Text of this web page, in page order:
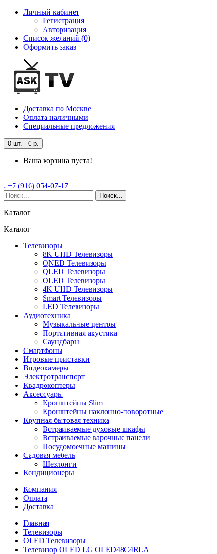
Личный кабинет
Регистрация
Авторизация
Список желаний (0)
Оформить заказ
Доставка по Москве
Оплата наличными
Специальные предложения
0 шт. - 0 р.
Ваша корзина пуста!
: +7 (916) 054-07-17
Поиск...
Каталог
Каталог
Телевизоры
8K UHD Телевизоры
QNED Телевизоры
QLED Телевизоры
OLED Телевизоры
4K UHD Телевизоры
Smart Телевизоры
LED Телевизоры
Аудиотехника
Музыкальные центры
Портативная акустика
Саундбары
Смартфоны
Игровые приставки
Видеокамеры
Электротранспорт
Квадрокоптеры
Аксессуары
Кронштейны Slim
Кронштейны наклонно-поворотные
Крупная бытовая техника
Встраиваемые духовые шкафы
Встраиваемые варочные панели
Посудомоечные машины
Садовая мебель
Шезлонги
Кондиционеры
Компания
Оплата
Доставка
Главная
Телевизоры
OLED Телевизоры
Телевизор OLED LG OLED48C4RLA